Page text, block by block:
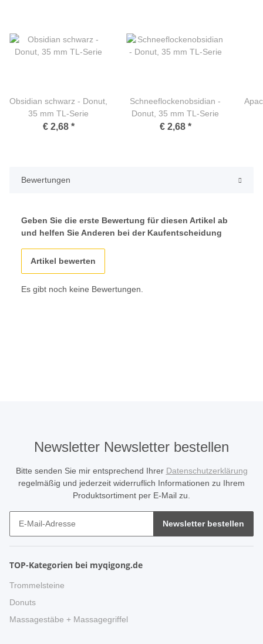
Bewertungen
Geben Sie die erste Bewertung für diesen Artikel ab
und helfen Sie Anderen bei der Kaufentscheidung
Artikel bewerten
Es gibt noch keine Bewertungen.
Obsidian schwarz - Donut,
35 mm TL-Serie
€ 2,68 *
Schneeflockenobsidian -
Donut, 35 mm TL-Serie
€ 2,68 *
Newsletter Newsletter bestellen
Bitte senden Sie mir entsprechend Ihrer Datenschutzerklärung
regelmäßig und jederzeit widerruflich Informationen zu Ihrem
Produktsortiment per E-Mail zu.
Newsletter bestellen
TOP-Kategorien bei myqigong.de
Trommelsteine
Donuts
Massagestäbe + Massagegriffel